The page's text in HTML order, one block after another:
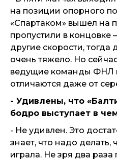
на позиции опорного
«Спартаком» вышел на
пропустили в концовке
другие скорости, тогда
очень тяжело. Но
ведущие команды ФНЛ
отличаются даже от
- Удивлены, что
бодро выступает в
- Не удивлен. Это
знает, что надо
играла. Не зря два